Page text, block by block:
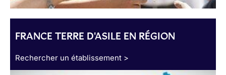
FRANCE TERRE D'ASILE EN RÉGION
Rechercher un établissement >